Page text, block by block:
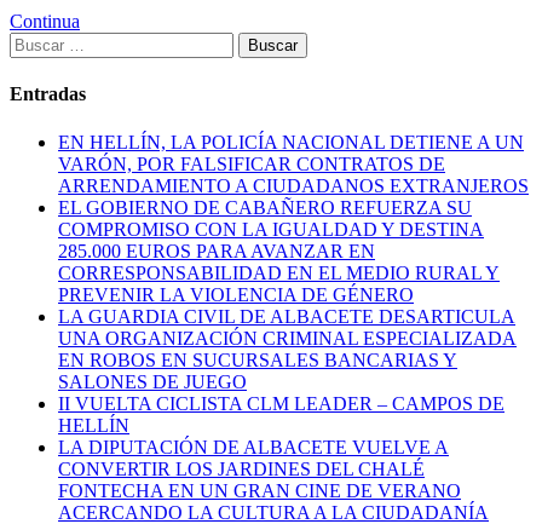
Continua
Buscar:
Entradas
EN HELLÍN, LA POLICÍA NACIONAL DETIENE A UN
VARÓN, POR FALSIFICAR CONTRATOS DE
ARRENDAMIENTO A CIUDADANOS EXTRANJEROS
EL GOBIERNO DE CABAÑERO REFUERZA SU
COMPROMISO CON LA IGUALDAD Y DESTINA
285.000 EUROS PARA AVANZAR EN
CORRESPONSABILIDAD EN EL MEDIO RURAL Y
PREVENIR LA VIOLENCIA DE GÉNERO
LA GUARDIA CIVIL DE ALBACETE DESARTICULA
UNA ORGANIZACIÓN CRIMINAL ESPECIALIZADA
EN ROBOS EN SUCURSALES BANCARIAS Y
SALONES DE JUEGO
II VUELTA CICLISTA CLM LEADER – CAMPOS DE
HELLÍN
LA DIPUTACIÓN DE ALBACETE VUELVE A
CONVERTIR LOS JARDINES DEL CHALÉ
FONTECHA EN UN GRAN CINE DE VERANO
ACERCANDO LA CULTURA A LA CIUDADANÍA